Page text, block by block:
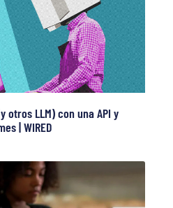
otros LLM) con una API y
| WIRED